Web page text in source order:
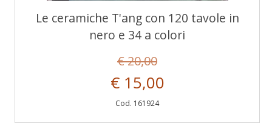
Le ceramiche T'ang con 120 tavole in
nero e 34 a colori
€ 20,00
€ 15,00
Cod. 161924